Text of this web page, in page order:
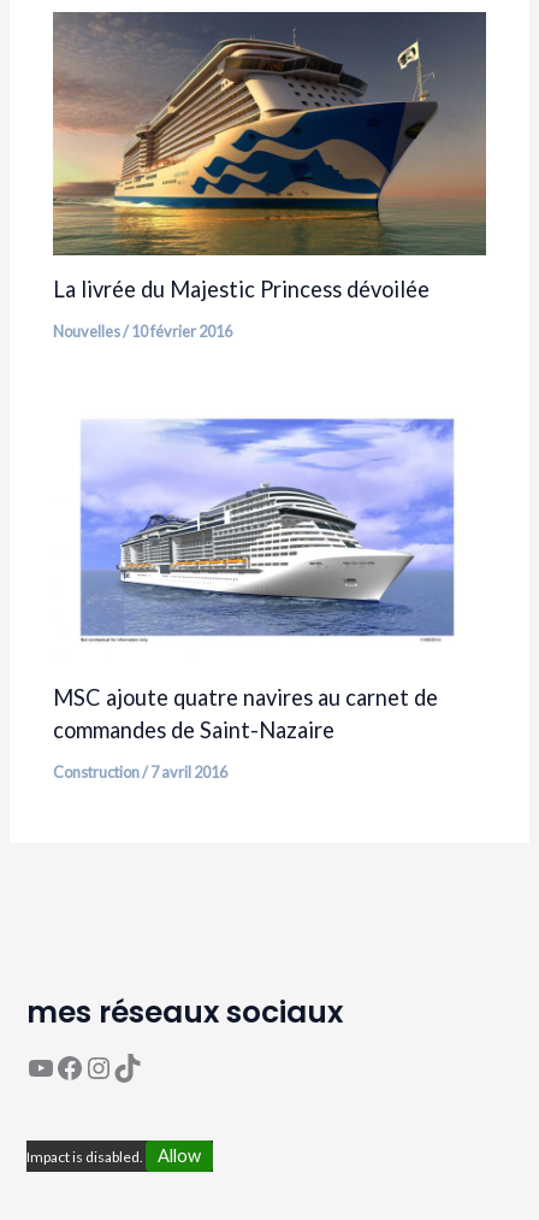
La livrée du Majestic Princess dévoilée
Nouvelles/10 février 2016
MSC ajoute quatre navires au carnet de
commandes de Saint-Nazaire
Construction/7 avril 2016
mes réseaux sociaux
YouTube Page Facebook Avaguea Compte Instagram Avaguea Compte TikTok Avaguea
Impact is disabled. Allow